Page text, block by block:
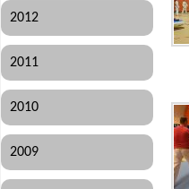
2012
2011
2010
2009